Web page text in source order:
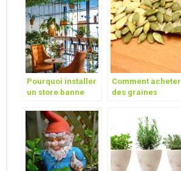
sans fil ?
Pourquoi installer
un store banne
Comment acheter
des graines